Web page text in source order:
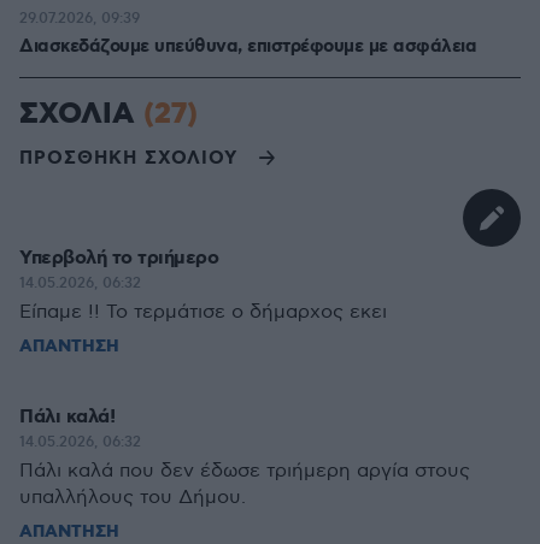
Διασκεδάζουμε υπεύθυνα, επιστρέφουμε με ασφάλεια
29.07.2026, 09:39
ΣΧΟΛΙΑ (27)
ΠΡΟΣΘΗΚΗ ΣΧΟΛΙΟΥ
Υπερβολή το τριήμερο
14.05.2026, 06:32
Είπαμε !! Το τερμάτισε ο δήμαρχος εκει
ΑΠΑΝΤΗΣΗ
Πάλι καλά!
14.05.2026, 06:32
Πάλι καλά που δεν έδωσε τριήμερη αργία στους
υπαλλήλους του Δήμου.
ΑΠΑΝΤΗΣΗ